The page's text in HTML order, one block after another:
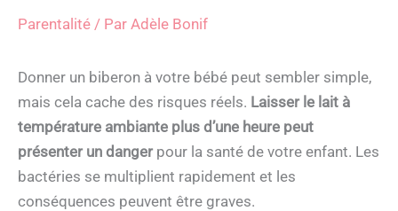
Parentalité / Par Adèle Bonif
Donner un biberon à votre bébé peut sembler simple,
mais cela cache des risques réels. Laisser le lait à
température ambiante plus d’une heure peut
présenter un dangerpour la santé de votre enfant. Les
bactéries se multiplient rapidement et les
conséquences peuvent être graves.